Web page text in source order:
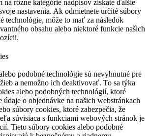
rôzne kategórie nadpisov získate ďalšie
nastavenia. Ak odmietnete určité súbory
technológie, môže to mať za následok
obsahu alebo niektoré funkcie našich
podobné technológie sú nevyhnutné pre
a nemožno ich deaktivovať. To sa týka
alebo podobných technológií, ktoré
údaje o objednávke na našich webstránkach
súbory cookies, ktoré zabezpečia, že
súvisiaca s funkciami webových stránok je
Tieto súbory cookies alebo podobné